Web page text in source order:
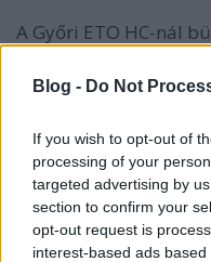
Blog - Do Not
If you wish to opt-out of
processing of your
targeted advertising by
section to confirm your
opt-out request is
interest-based ads
A Győri ETO HC-nál
dolgoztunk ki és
hosszú távon is
önállóak vagyunk,
megfelelő
fontos. Örülünk
ezzel a minimális
ekkora városban
hokicsapat."